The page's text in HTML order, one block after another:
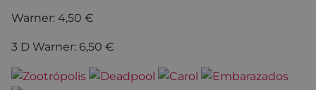
Warner: 4,50 €
3 D Warner: 6,50 €